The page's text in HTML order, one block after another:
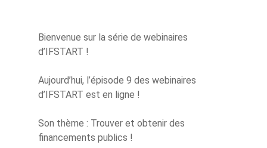
Bienvenue sur la série de webinaires
d’IFSTART !
Aujourd’hui, l’épisode 9 des webinaires
d’IFSTART est en ligne !
Son thème : Trouver et obtenir des
financements publics !